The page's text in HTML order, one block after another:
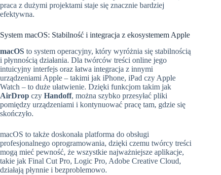
praca z dużymi projektami staje się znacznie bardziej
efektywna.
System macOS: Stabilność i integracja z ekosystemem Apple
macOS to system operacyjny, który wyróżnia się stabilnością
i płynnością działania. Dla twórców treści online jego
intuicyjny interfejs oraz łatwa integracja z innymi
urządzeniami Apple – takimi jak iPhone, iPad czy Apple
Watch – to duże ułatwienie. Dzięki funkcjom takim jak
AirDrop czy Handoff, można szybko przesyłać pliki
pomiędzy urządzeniami i kontynuować pracę tam, gdzie się
skończyło.
macOS to także doskonała platforma do obsługi
profesjonalnego oprogramowania, dzięki czemu twórcy treści
mogą mieć pewność, że wszystkie najważniejsze aplikacje,
takie jak Final Cut Pro, Logic Pro, Adobe Creative Cloud,
działają płynnie i bezproblemowo.